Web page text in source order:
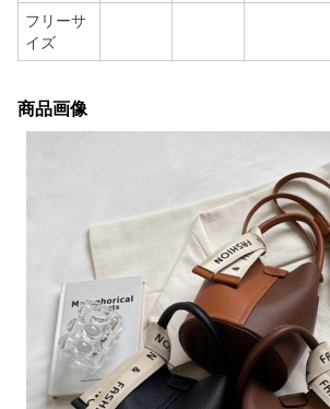
フリーサ
イズ
商品画像